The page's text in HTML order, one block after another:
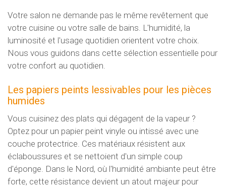
Votre salon ne demande pas le même revêtement que
votre cuisine ou votre salle de bains. L'humidité, la
luminosité et l'usage quotidien orientent votre choix.
Nous vous guidons dans cette sélection essentielle pour
votre confort au quotidien.
Les papiers peints lessivables pour les pièces
humides
Vous cuisinez des plats qui dégagent de la vapeur ?
Optez pour un papier peint vinyle ou intissé avec une
couche protectrice. Ces matériaux résistent aux
éclaboussures et se nettoient d'un simple coup
d'éponge. Dans le Nord, où l'humidité ambiante peut être
forte, cette résistance devient un atout majeur pour